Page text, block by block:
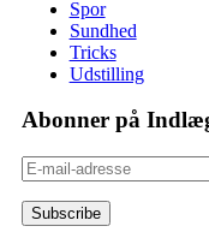
Spor
Sundhed
Tricks
Udstilling
Abonner på
E-
mail-
adresse